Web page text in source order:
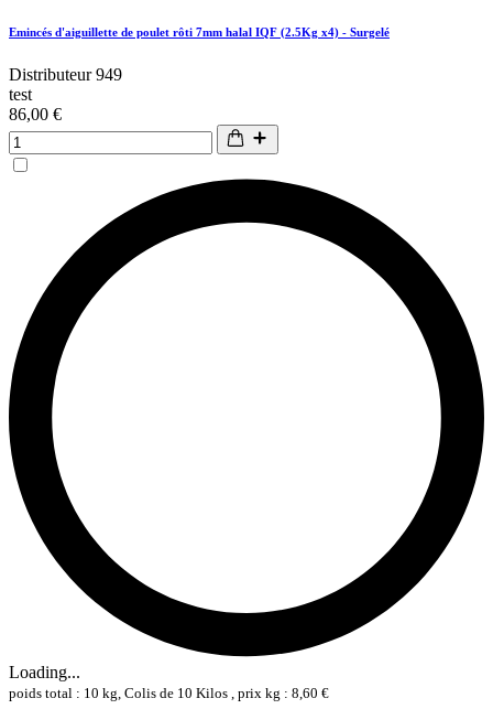
Emincés d'aiguillette de poulet rôti 7mm halal IQF (2.5Kg x4) - Surgelé
Distributeur 949
test
86,00 €
Loading...
poids total : 10 kg, Colis de 10 Kilos , prix kg : 8,60 €